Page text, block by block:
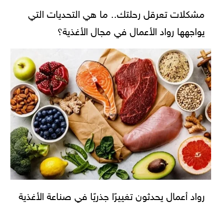
مشكلات تعرقل رحلتك.. ما هي التحديات التي
يواجهها رواد الأعمال في مجال الأغذية؟
رواد أعمال يحدثون تغييرًا جذريًا في صناعة الأغذية